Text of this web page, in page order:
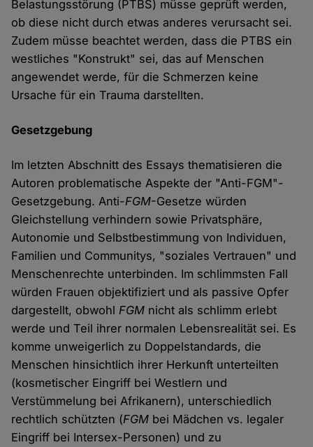
Belastungsstörung (PTBS) müsse geprüft werden,
ob diese nicht durch etwas anderes verursacht sei.
Zudem müsse beachtet werden, dass die PTBS ein
westliches "Konstrukt" sei, das auf Menschen
angewendet werde, für die Schmerzen keine
Ursache für ein Trauma darstellten.
Gesetzgebung
Im letzten Abschnitt des Essays thematisieren die
Autoren problematische Aspekte der "Anti-FGM"-
Gesetzgebung. Anti-FGM-Gesetze würden
Gleichstellung verhindern sowie Privatsphäre,
Autonomie und Selbstbestimmung von Individuen,
Familien und Communitys, "soziales Vertrauen" und
Menschenrechte unterbinden. Im schlimmsten Fall
würden Frauen objektifiziert und als passive Opfer
dargestellt, obwohlFGM nicht als schlimm erlebt
werde und Teil ihrer normalen Lebensrealität sei. Es
komme unweigerlich zu Doppelstandards, die
Menschen hinsichtlich ihrer Herkunft unterteilten
(kosmetischer Eingriff bei Westlern und
Verstümmelung bei Afrikanern), unterschiedlich
rechtlich schützten (FGM bei Mädchen vs. legaler
Eingriff bei Intersex-Personen) und zu